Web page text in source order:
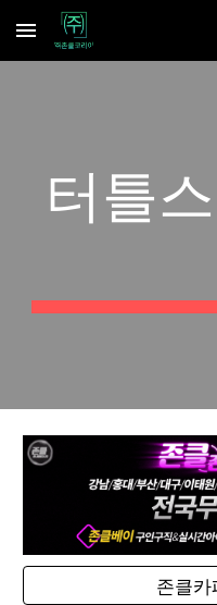
Skip to main content
터틀
존클카